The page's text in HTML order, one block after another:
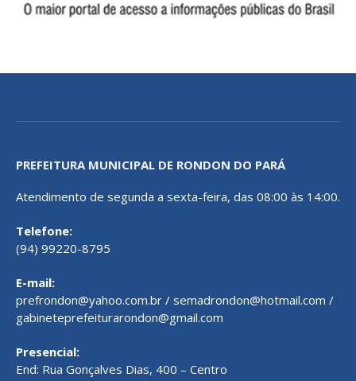
PREFEITURA MUNICIPAL DE RONDON DO PARÁ
Atendimento de segunda a sexta-feira, das 08:00 às 14:00.
Telefone:
(94) 99220-8795
E-mail:
prefrondon@yahoo.com.br / semadrondon@hotmail.com /
gabineteprefeiturarondon@gmail.com
Presencial:
End: Rua Gonçalves Dias, 400 – Centro